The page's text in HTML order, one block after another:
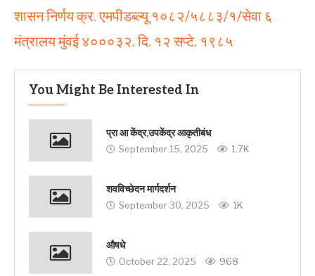
शासन निर्णय क्र. एमपीडब्ल्यू १०८२/५८८३/१/सेवा ६
मंत्रालय मुंवई ४०००३२. दि. १२ सप्टे. १९८५
You Might Be Interested In
प्रा आ केंद्र,उपकेंद्र आकृतीबंध
September 15, 2025 1.7K
शवविच्छेदन मार्गदर्शन
September 30, 2025 1K
औषधे
October 22, 2025 968